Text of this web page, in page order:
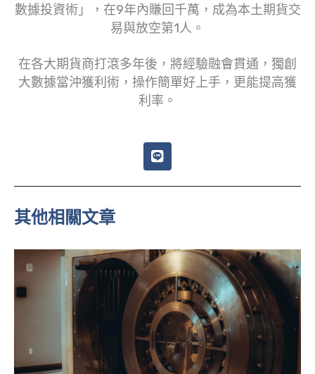
數據投資術」，在9年內賺回千萬，成為本土期貨交
易與放空第1人。
在各大期貨商打滾多年後，將經驗融會貫通，獨創
大數據當沖獲利術，操作簡單好上手，更能提高獲
利率。
L
i
e
其他相關文章